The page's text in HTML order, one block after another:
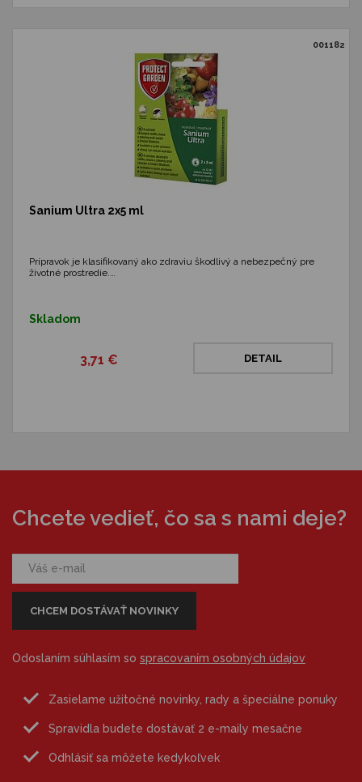
001182
Sanium Ultra 2x5 ml
Prípravok je klasifikovaný ako zdraviu škodlivý a nebezpečný pre
životné prostredie.…
Skladom
3,71 € DETAIL
Chcete vedieť, čo sa s nami deje?
Odoslaním súhlasím so spracovaním osobných údajov
Zasielame užitočné novinky, rady a špeciálne ponuky
Spravidla budete dostávať 2 e-maily mesačne
Odhlásiť sa môžete kedykoľvek